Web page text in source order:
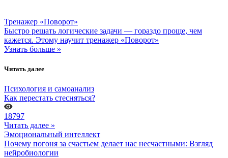
Тренажер «Поворот»
Быстро решать логические задачи — гораздо проще, чем
кажется. Этому научит тренажер «Поворот»
Узнать больше »
Читать далее
Психология и самоанализ
Как перестать стесняться?
18797
Читать далее »
Эмоциональный интеллект
Почему погоня за счастьем делает нас несчастными: Взгляд
нейробиологии